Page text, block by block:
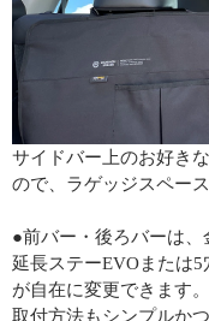
サイドバー上のお好き
ので、ラゲッジスペー
●前バー・後ろバーは
延長ステーEVOまたは
が自在に変更できます。
取付方法もシンプルか